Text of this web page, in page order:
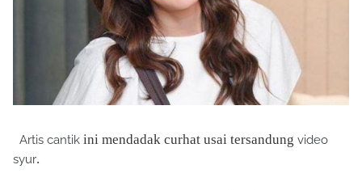
Artis cantik ini mendadak curhat usai tersandung video
syur.